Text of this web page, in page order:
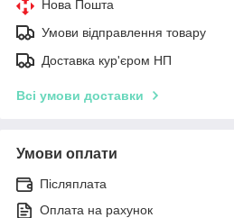
Нова Пошта
Умови відправлення товару
Доставка кур'єром НП
Всі умови доставки
Умови оплати
Післяплата
Оплата на рахунок